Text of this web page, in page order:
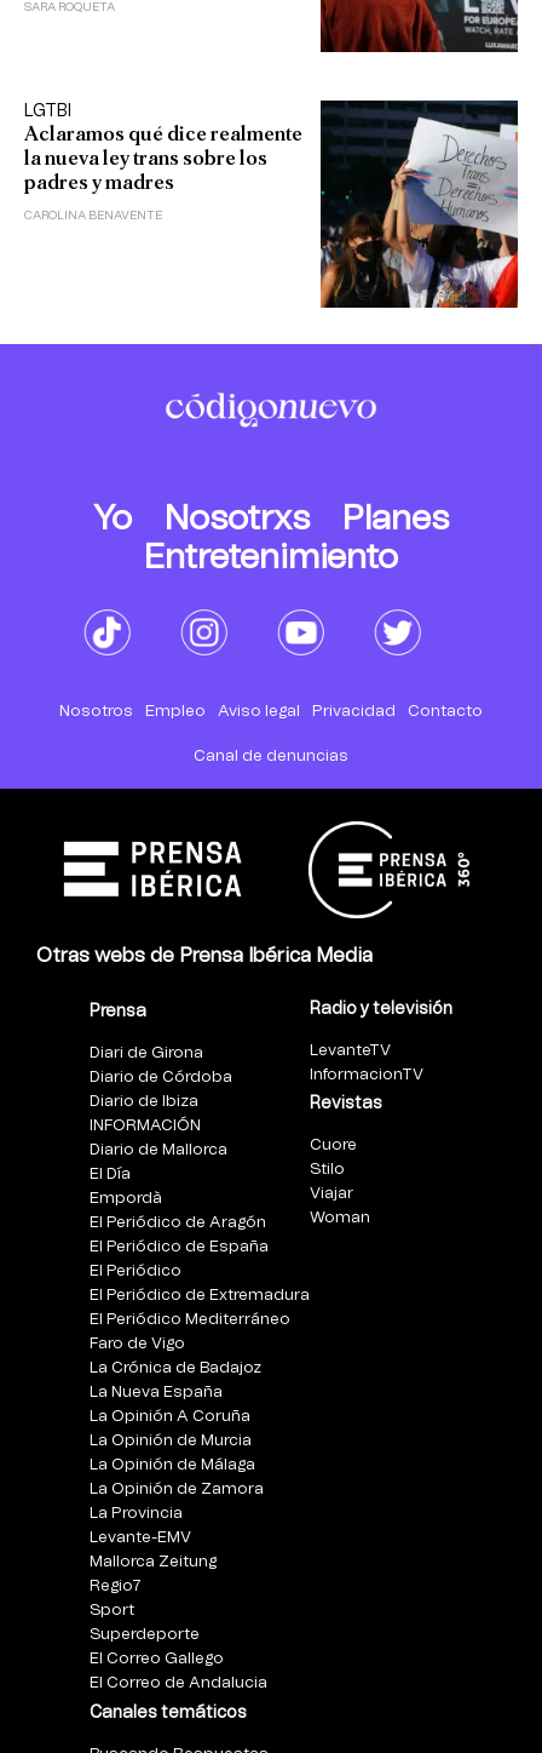
SARA ROQUETA
LGTBI
Aclaramos qué dice realmente
la nueva ley trans sobre los
padres y madres
CAROLINA BENAVENTE
Yo Nosotrxs
Planes
Entretenimiento
Nosotros Empleo Aviso legal Privacidad Contacto
Canal de denuncias
Otras webs de Prensa Ibérica Media
Prensa
Diari de Girona
Diario de Córdoba
Diario de Ibiza
INFORMACIÓN
Diario de Mallorca
El Día
Empordà
El Periódico de Aragón
El Periódico de España
El Periódico
El Periódico de Extremadura
El Periódico Mediterráneo
Faro de Vigo
La Crónica de Badajoz
La Nueva España
La Opinión A Coruña
La Opinión de Murcia
La Opinión de Málaga
La Opinión de Zamora
La Provincia
Levante-EMV
Mallorca Zeitung
Regio7
Sport
Superdeporte
El Correo Gallego
El Correo de Andalucia
Canales temáticos
Radio y televisión
LevanteTV
InformacionTV
Revistas
Cuore
Stilo
Viajar
Woman